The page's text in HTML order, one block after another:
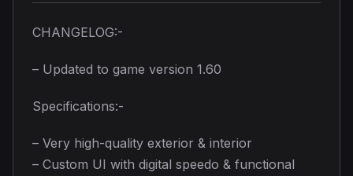
CHANGELOG:-
– Updated to game version 1.60
Specifications:-
– Very high-quality exterior & interior
– Custom UI with digital speedo & functional